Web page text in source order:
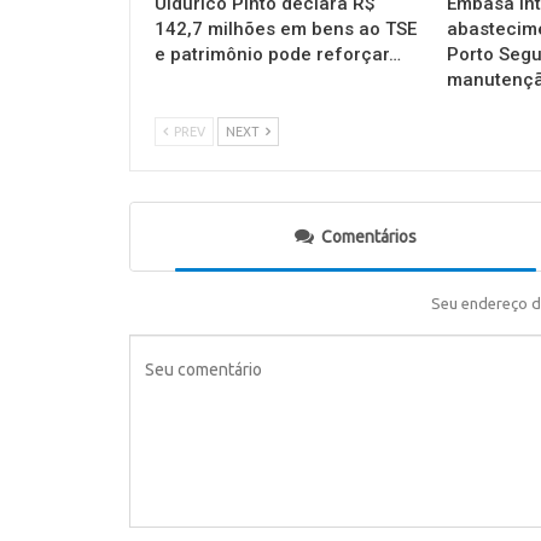
142,7 milhões em bens ao TSE
e patrimônio pode reforçar…
Porto
PREV NEXT
Comentários
Seu endereço